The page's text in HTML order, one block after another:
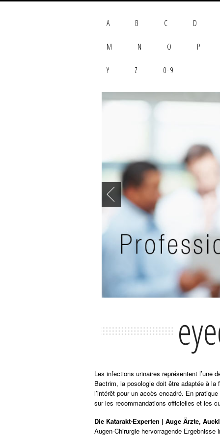
A B C D
M N O P
Y Z 0-9
Les infections urinaires représentent l’une
Bactrim, la posologie doit être adaptée à
l’intérêt pour un accès encadré. En
sur les recommandations officielles et les
Die Katarakt-Experten | Auge Ärzte,
Augen-Chirurgie hervorragende